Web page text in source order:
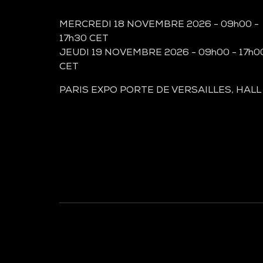
MERCREDI 18 NOVEMBRE 2026 - 09h00 -
17h30 CET
JEUDI 19 NOVEMBRE 2026 - 09h00 -
CET
PARIS EXPO PORTE DE VERSAILLES,